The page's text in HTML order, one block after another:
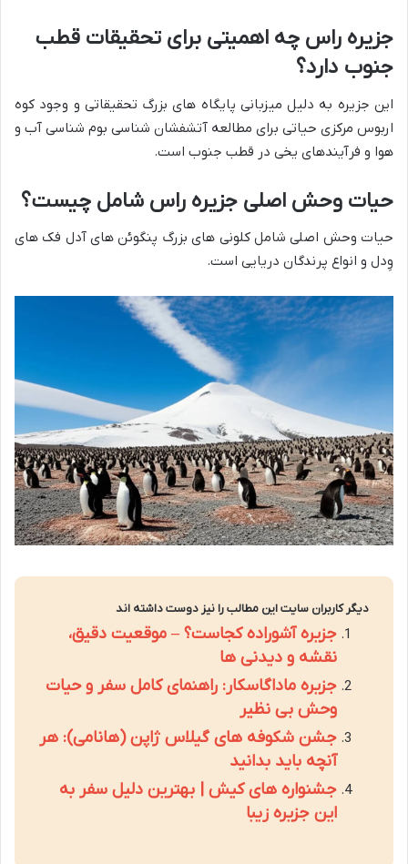
جزیره راس چه اهمیتی برای تحقیقات قطب
جنوب دارد؟
این جزیره به دلیل میزبانی پایگاه های بزرگ تحقیقاتی و وجود کوه
اربوس مرکزی حیاتی برای مطالعه آتشفشان شناسی بوم شناسی آب و
هوا و فرآیندهای یخی در قطب جنوب است.
حیات وحش اصلی جزیره راس شامل چیست؟
حیات وحش اصلی شامل کلونی های بزرگ پنگوئن های آدل فک های
وِدل و انواع پرندگان دریایی است.
دیگر کاربران سایت این مطالب را نیز دوست داشته اند
جزیره آشوراده کجاست؟ – موقعیت دقیق،
نقشه و دیدنی ها
جزیره ماداگاسکار: راهنمای کامل سفر و حیات
وحش بی نظیر
جشن شکوفه های گیلاس ژاپن (هانامی): هر
آنچه باید بدانید
جشنواره های کیش | بهترین دلیل سفر به
این جزیره زیبا